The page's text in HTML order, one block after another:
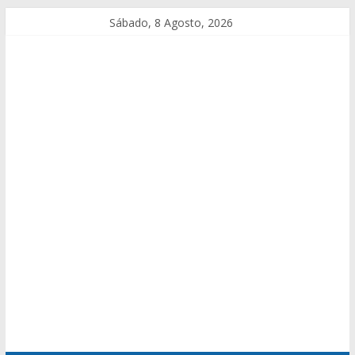
Sábado, 8 Agosto, 2026